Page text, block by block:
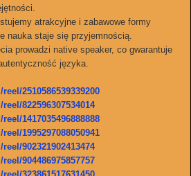
atrakcyjne i zabawowe formy
nauka staje się przyjemnością.
prowadzi native speaker, co gwarantuje
języka.
2510586539339200
822596307534014
1417035496888888
1995297088050941
902321902413474
904486975857757